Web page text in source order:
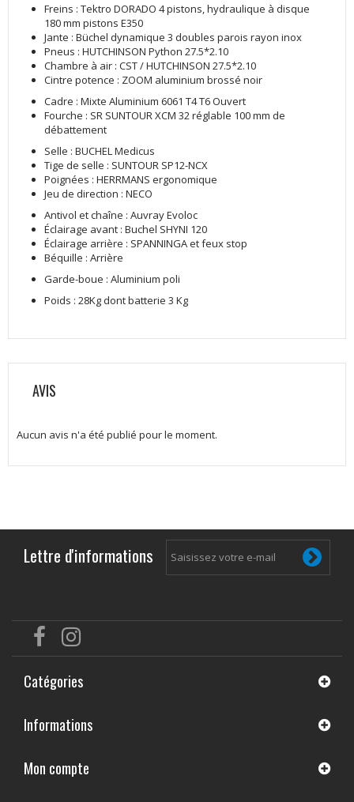
Freins : Tektro DORADO 4 pistons, hydraulique à disque
180 mm pistons E350
Jante : Büchel dynamique 3 doubles parois rayon inox
Pneus : HUTCHINSON Python 27.5*2.10
Chambre à air : CST / HUTCHINSON 27.5*2.10
Cintre potence : ZOOM aluminium brossé noir
Cadre : Mixte Aluminium 6061 T4 T6 Ouvert
Fourche : SR SUNTOUR XCM 32 réglable 100 mm de
débattement
Selle : BUCHEL Medicus
Tige de selle : SUNTOUR SP12-NCX
Poignées : HERRMANS ergonomique
Jeu de direction : NECO
Antivol et chaîne : Auvray Evoloc
Éclairage avant : Buchel SHYNI 120
Éclairage arrière : SPANNINGA et feux stop
Béquille : Arrière
Garde-boue : Aluminium poli
Poids : 28Kg dont batterie 3 Kg
AVIS
Aucun avis n'a été publié pour le moment.
Lettre d'informations
Catégories
Informations
Mon compte